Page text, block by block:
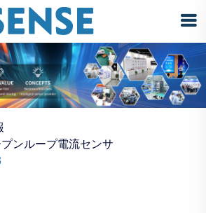
ンループ電流センサ